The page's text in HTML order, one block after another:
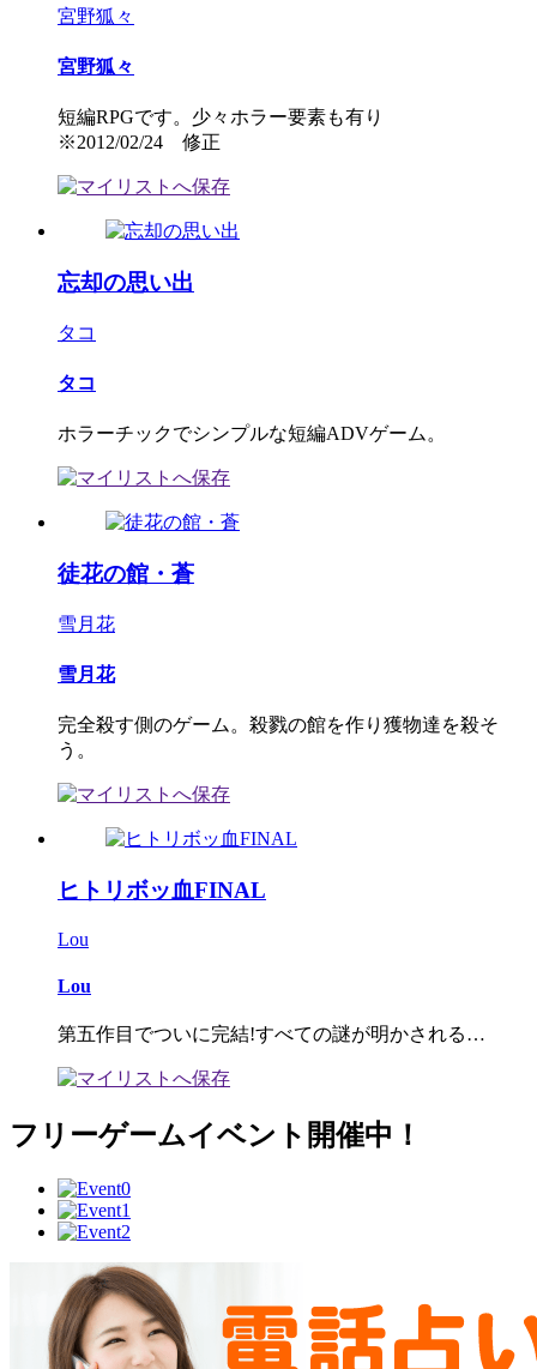
宮野狐々
宮野狐々
短編RPGです。少々ホラー要素も有り
※2012/02/24 修正
忘却の思い出
タコ
タコ
ホラーチックでシンプルな短編ADVゲーム。
徒花の館・蒼
雪月花
雪月花
完全殺す側のゲーム。殺戮の館を作り獲物達を殺そ
う。
ヒトリボッ血FINAL
Lou
Lou
第五作目でついに完結!すべての謎が明かされる…
フリーゲームイベント開催中！